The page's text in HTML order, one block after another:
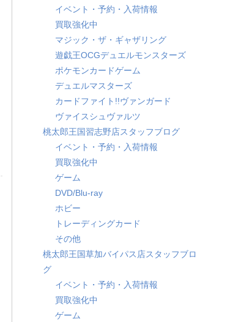
イベント・予約・入荷情報
買取強化中
マジック・ザ・ギャザリング
遊戯王OCGデュエルモンスターズ
ポケモンカードゲーム
デュエルマスターズ
カードファイト!!ヴァンガード
ヴァイスシュヴァルツ
桃太郎王国習志野店スタッフブログ
イベント・予約・入荷情報
買取強化中
ゲーム
DVD/Blu-ray
ホビー
トレーディングカード
その他
桃太郎王国草加バイパス店スタッフブロ
グ
イベント・予約・入荷情報
買取強化中
ゲーム